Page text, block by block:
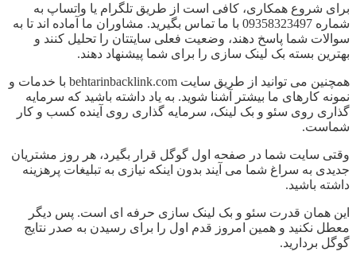
برای شروع همکاری، کافی است از طریق تلگرام یا واتساپ به
شماره 09358323497 با ما تماس بگیرید. مشاوران ما آماده اند تا به
سوالات شما پاسخ دهند، وضعیت فعلی سایتتان را تحلیل کنند و
بهترین بسته بک لینک سازی را برای شما پیشنهاد دهند.
همچنین می توانید از طریق سایت behtarinbacklink.com با خدمات و
نمونه کارهای ما بیشتر آشنا شوید. به یاد داشته باشید که سرمایه
گذاری روی سئو و بک لینک، سرمایه گذاری روی آینده کسب و کار
شماست.
وقتی سایت شما در صفحه اول گوگل قرار بگیرد، هر روز مشتریان
جدیدی به سراغ شما می آیند بدون اینکه نیازی به تبلیغات پرهزینه
داشته باشید.
این همان قدرت سئو و بک لینک سازی حرفه ای است. پس دیگر
معطل نکنید و همین امروز قدم اول را برای رسیدن به صدر نتایج
گوگل بردارید.